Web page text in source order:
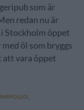
som är
redan nu är
Stockholm öppet
öl som bryggs
att vara öppet